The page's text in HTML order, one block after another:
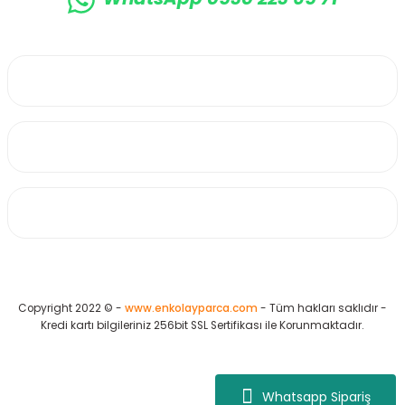
Whatsapp Sipariş
Copyright 2022 © - www.enkolayparca.com - Tüm hakları saklıdır -
Kredi kartı bilgileriniz 256bit SSL Sertifikası ile Korunmaktadır.